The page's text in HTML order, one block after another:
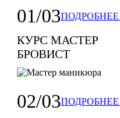
01/03ПОДРОБНЕЕ
КУРС МАСТЕР
БРОВИСТ
02/03ПОДРОБНЕЕ